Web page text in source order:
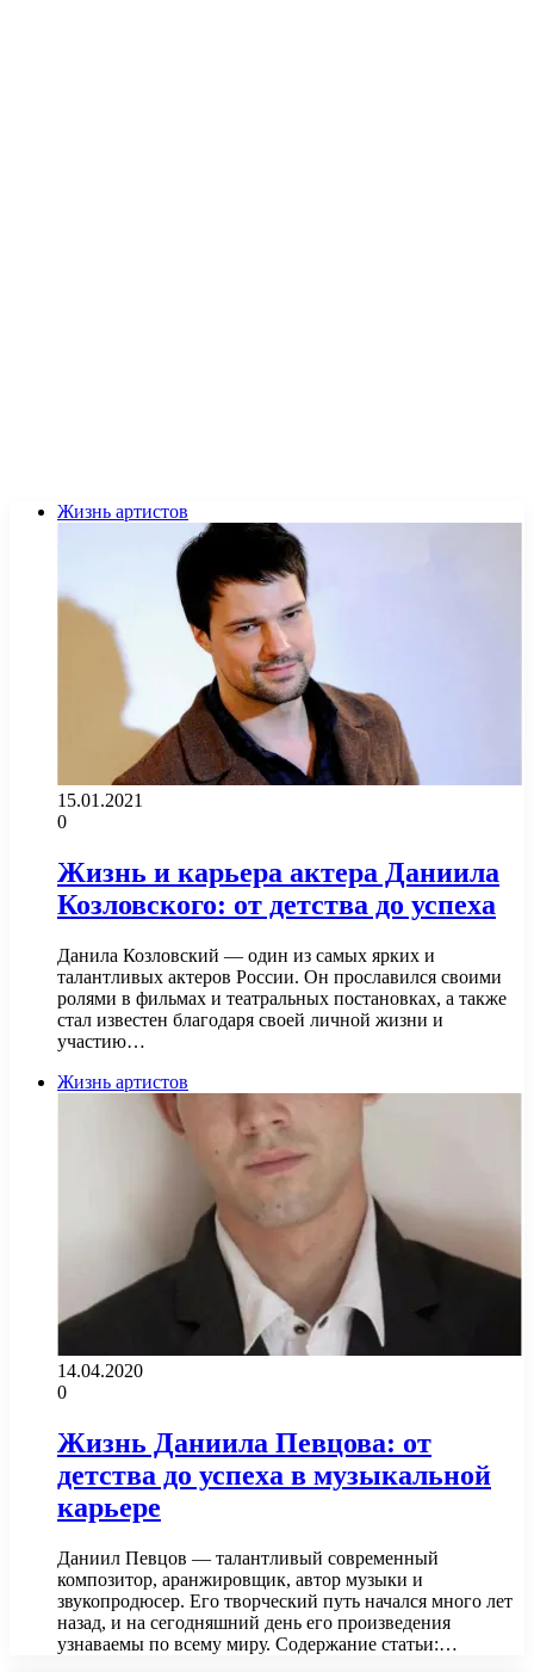
Жизнь артистов
15.01.2021
0
Жизнь и карьера актера Даниила
Козловского: от детства до успеха
Данила Козловский — один из самых ярких и
талантливых актеров России. Он прославился своими
ролями в фильмах и театральных постановках, а также
стал известен благодаря своей личной жизни и
участию…
Жизнь артистов
14.04.2020
0
Жизнь Даниила Певцова: от
детства до успеха в музыкальной
карьере
Даниил Певцов — талантливый современный
композитор, аранжировщик, автор музыки и
звукопродюсер. Его творческий путь начался много лет
назад, и на сегодняшний день его произведения
узнаваемы по всему миру. Содержание статьи:…